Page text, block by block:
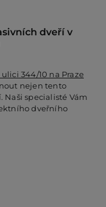
dveří v
344/10 na Praze
nejen tento
specialisté Vám
dveřního